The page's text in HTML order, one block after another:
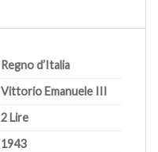
Regno d’Italia
Vittorio Emanuele III
2 Lire
1943